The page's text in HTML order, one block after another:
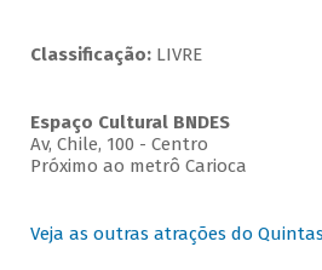
Classificação: LIVRE
Espaço Cultural BNDES
Av, Chile, 100 - Centro
Próximo ao metrô Carioca
Veja as outras atrações do